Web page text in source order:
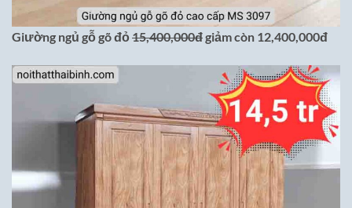
Giường ngủ gỗ gõ đỏ 15,400,000đgiảm còn 12,400,000đ